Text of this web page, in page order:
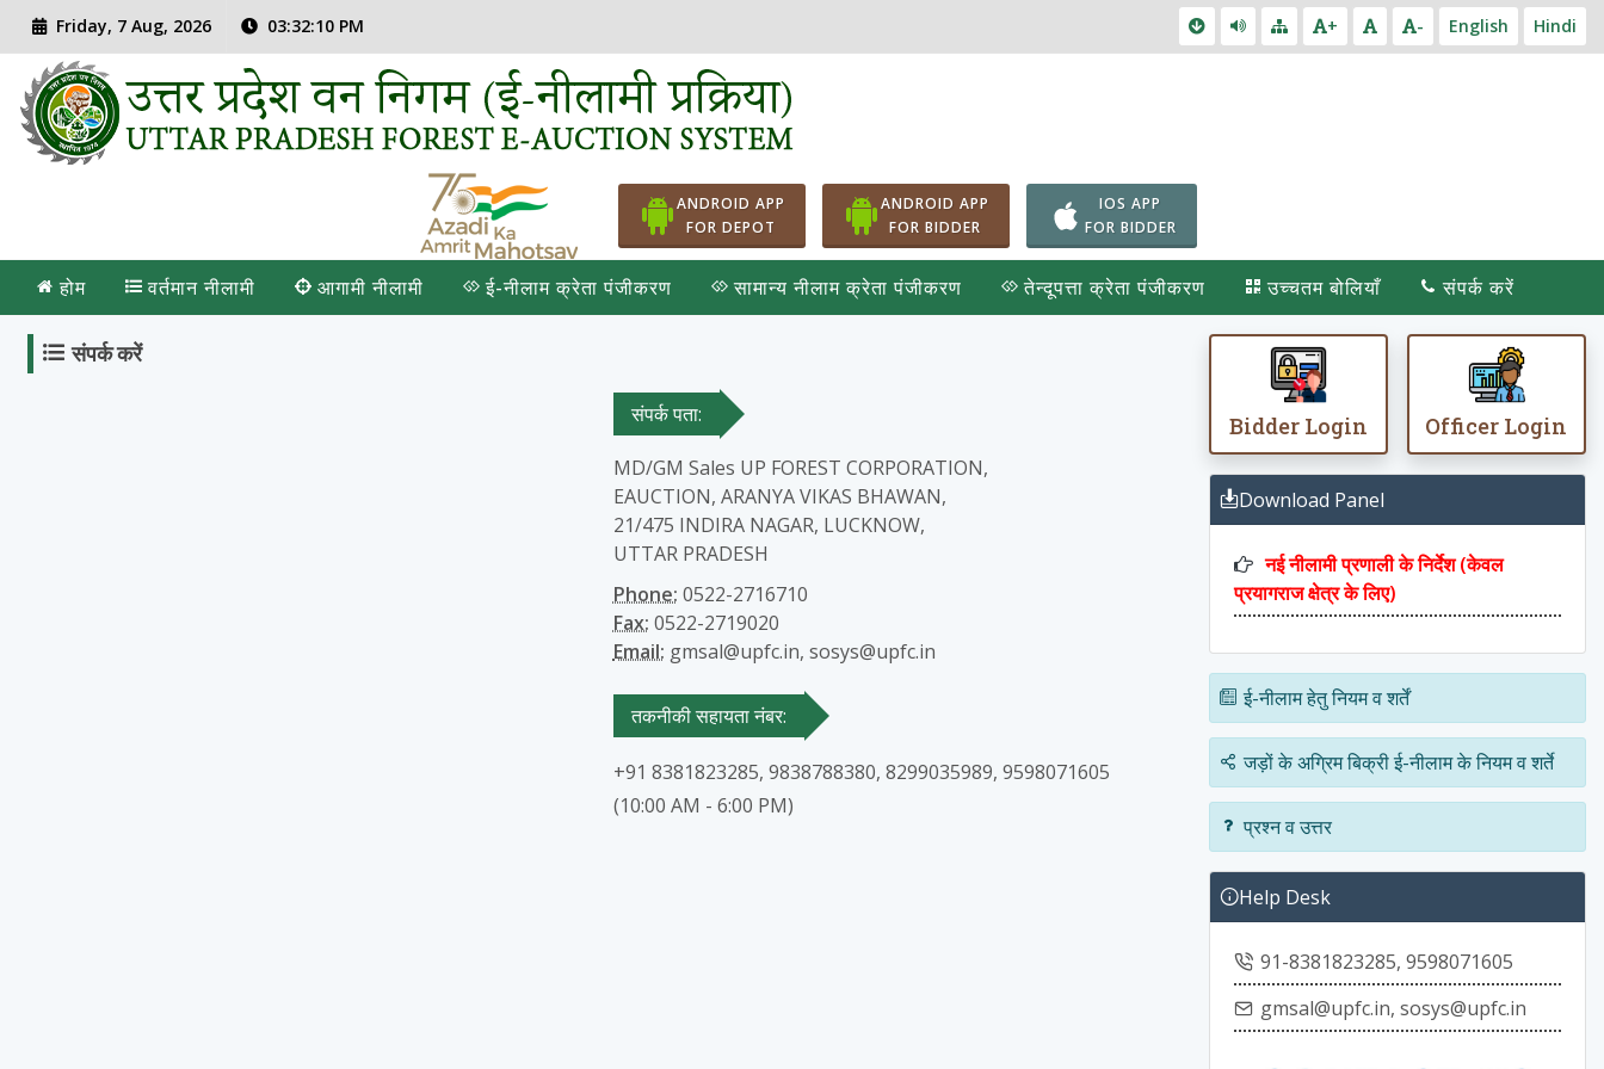
Friday, 7 Aug, 2026 03:32:11 PM + - English Hindi
ANDROID APP
FOR DEPOT
ANDROID APP
FOR BIDDER
IOS APP
FOR BIDDER
होम वर्तमान नीलामी आगामी नीलामी ई-नीलाम क्रेता पंजीकरण सामान्य नीलाम क्रेता पंजीकरण तेन्दूपत्ता क्रेता पंजीकरण उच्चतम बोलियाँ संपर्क करें
संपर्क करें
संपर्क पता:
MD/GM Sales UP FOREST CORPORATION,
EAUCTION, ARANYA VIKAS BHAWAN,
21/475 INDIRA NAGAR, LUCKNOW,
UTTAR PRADESH
Phone: 0522-2716710
Fax: 0522-2719020
Email: gmsal@upfc.in, sosys@upfc.in
तकनीकी सहायता नंबर:
+91 8381823285, 9838788380, 8299035989, 9598071605
(10:00 AM - 6:00 PM)
Bidder Login Officer Login
Download Panel
नई नीलामी प्रणाली के निर्देश (केवल
प्रयागराज क्षेत्र के लिए)
ई-नीलाम हेतु नियम व शर्तें
जड़ों के अग्रिम बिक्री ई-नीलाम के नियम व शर्ते
प्रश्न व उत्तर
Help Desk
91-8381823285, 9598071605
gmsal@upfc.in, sosys@upfc.in